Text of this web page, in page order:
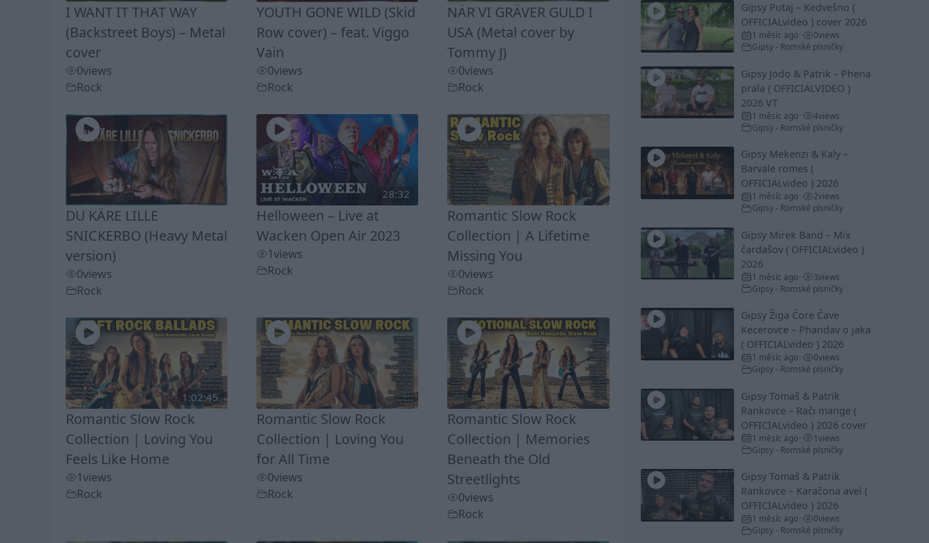
I WANT IT THAT WAY
(Backstreet Boys) – Metal
cover
0views
Rock
YOUTH GONE WILD (Skid
Row cover) – feat. Viggo
Vain
0views
Rock
NÄR VI GRÄVER GULD I
USA (Metal cover by
Tommy J)
0views
Rock
DU KÄRE LILLE
SNICKERBO (Heavy Metal
version)
0views
Rock
28:32
Helloween – Live at
Wacken Open Air 2023
1views
Rock
Romantic Slow Rock
Collection | A Lifetime
Missing You
0views
Rock
1:02:45
Romantic Slow Rock
Collection | Loving You
Feels Like Home
1views
Rock
Romantic Slow Rock
Collection | Loving You
for All Time
0views
Rock
Romantic Slow Rock
Collection | Memories
Beneath the Old
Streetlights
0views
Rock
Gipsy Putaj – Kedvešno (
OFFICIALvideo ) cover 2026
1 měsíc ago 0views
Gipsy - Romské písničky
Gipsy Jodo & Patrik – Phena
prala ( OFFICIALVIDEO )
2026 VT
1 měsíc ago 4views
Gipsy - Romské písničky
Gipsy Mekenzi & Kaly –
Barvale romes (
OFFICIALvideo ) 2026
1 měsíc ago 2views
Gipsy - Romské písničky
Gipsy Mirek Band – Mix
čardašov ( OFFICIALvideo )
2026
1 měsíc ago 3views
Gipsy - Romské písničky
Gipsy Žiga Čore Čave
Kecerovce – Phandav o jaka
( OFFICIALvideo ) 2026
1 měsíc ago 0views
Gipsy - Romské písničky
Gipsy Tomaš & Patrik
Rankovce – Rači mange (
OFFICIALvideo ) 2026 cover
1 měsíc ago 1views
Gipsy - Romské písničky
Gipsy Tomaš & Patrik
Rankovce – Karačona avel (
OFFICIALvideo ) 2026
1 měsíc ago 0views
Gipsy - Romské písničky